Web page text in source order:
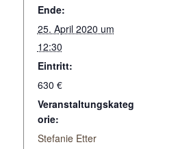
Ende:
25. April 2020 um
12:30
Eintritt:
630 €
Veranstaltungskateg
orie:
Stefanie Etter